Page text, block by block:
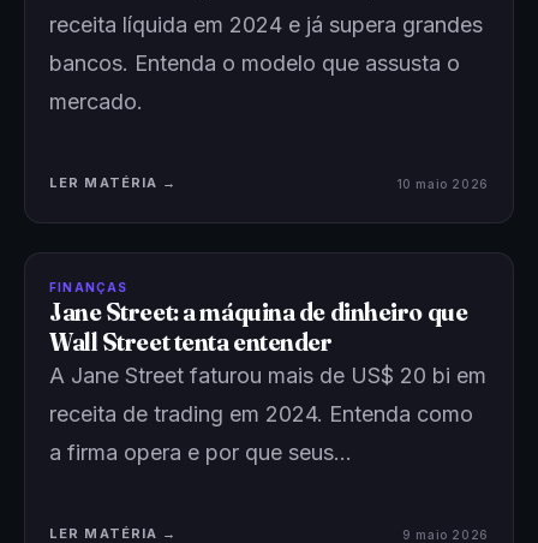
receita líquida em 2024 e já supera grandes
bancos. Entenda o modelo que assusta o
mercado.
LER MATÉRIA → 10 maio 2026
FINANÇAS
Jane Street: a máquina de dinheiro que
Wall Street tenta entender
A Jane Street faturou mais de US$ 20 bi em
receita de trading em 2024. Entenda como
a firma opera e por que seus…
LER MATÉRIA → 9 maio 2026